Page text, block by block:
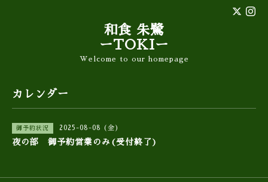
和食 朱鷺
ーTOKIー
Welcome to our homepage
カレンダー
御予約状況 2025-08-08 (金)
夜の部 御予約営業のみ(受付終了)